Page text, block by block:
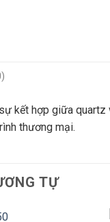
kết hợp giữa
thương mại.
TỰ